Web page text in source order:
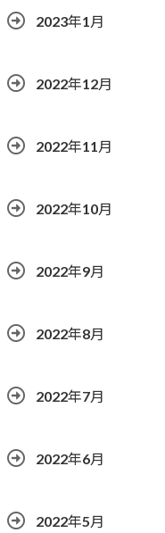
2023年1月
2022年12月
2022年11月
2022年10月
2022年9月
2022年8月
2022年7月
2022年6月
2022年5月